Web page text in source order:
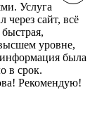
Услуга
через сайт, всё
уровне,
была
в срок.
Рекомендую!